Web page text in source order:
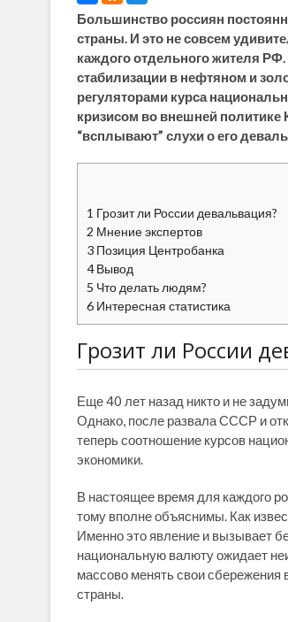
Большинство россиян
страны. И это не совсем
каждого отдельного жителя
стабилизации в нефтяном и
регуляторами курса
кризисом во внешней политике
“всплывают” слухи о его
1 Грозит ли России девальвация?
2 Мнение экспертов
3 Позиция Центробанка
4Вывод
5 Что делать людям?
6 Интересная статистика
Грозит ли России
Еще 40 лет назад никто и не
Однако, после развала СССР и
теперь соотношение курсов
экономики.
В настоящее время для каждого
тому вполне объяснимы. Как
Именно это явление и вызывает
национальную валюту ожидает
массово менять свои
страны.